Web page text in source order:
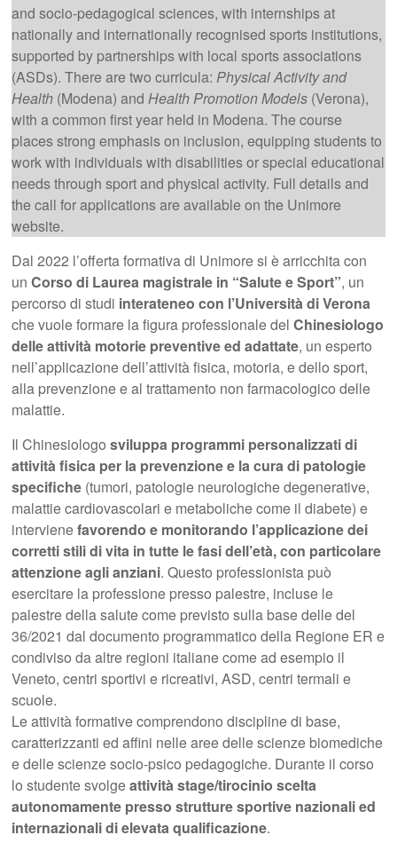
and socio-pedagogical sciences, with internships at
nationally and internationally recognised sports institutions,
supported by partnerships with local sports associations
(ASDs). There are two curricula:Physical Activity and
Health (Modena) andHealth Promotion Models (Verona),
with a common first year held in Modena. The course
places strong emphasis on inclusion, equipping students to
work with individuals with disabilities or special educational
needs through sport and physical activity. Full details and
the call for applications are available on the Unimore
website.
Dal 2022 l’offerta formativa di Unimore si è arricchita con
unCorso di Laurea magistrale in “Salute e Sport”, un
percorso di studi interateneo con l’Università di Verona
che vuole formare la figura professionale delChinesiologo
delle attività motorie preventive ed adattate, un esperto
nell’applicazione dell’attività fisica, motoria, e dello sport,
alla prevenzione e al trattamento non farmacologico delle
malattie.
Il Chinesiologosviluppa programmi personalizzati di
attività fisica per la prevenzione e la cura di patologie
specifiche (tumori, patologie neurologiche degenerative,
malattie cardiovascolari e metaboliche come il diabete) e
intervienefavorendo e monitorando l’applicazione dei
corretti stili di vita in tutte le fasi dell’età, con particolare
attenzione agli anziani. Questo professionista può
esercitare la professione presso palestre, incluse le
palestre della salute come previsto sulla base delle del
36/2021 dal documento programmatico della Regione ER e
condiviso da altre regioni italiane come ad esempio il
Veneto, centri sportivi e ricreativi, ASD, centri termali e
scuole.
Le attività formative comprendono discipline di base,
caratterizzanti ed affini nelle aree delle scienze biomediche
e delle scienze socio-psico pedagogiche. Durante il corso
lo studente svolgeattività stage/tirocinio scelta
autonomamente presso strutture sportive nazionali ed
internazionali di elevata qualificazione.